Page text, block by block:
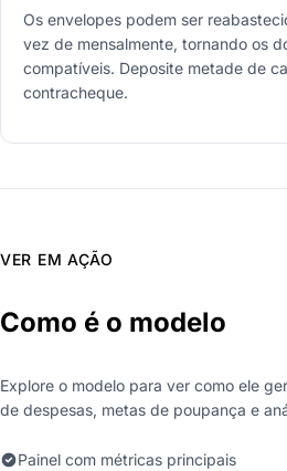
Os envelopes podem ser
vez de mensalmente, tornando os
compatíveis. Deposite metade de
contracheque.
VER EM AÇÃO
Como é o modelo
Explore o modelo para ver como ele
de despesas, metas de poupança e
Painel com métricas principais